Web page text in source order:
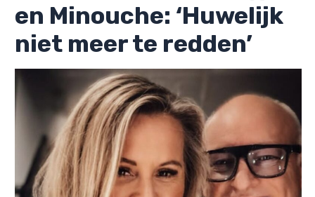
en Minouche: ‘Huwelijk
niet meer te redden’